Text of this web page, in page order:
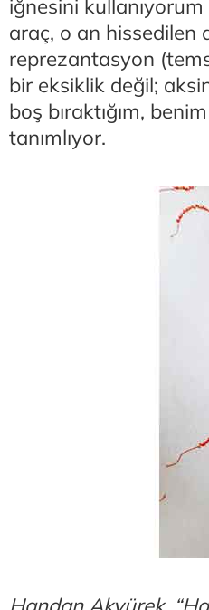
iğnesini
araç, o an
reprezantasyon
bir eksiklik değil;
boş bıraktığım,
tanımlıyor.